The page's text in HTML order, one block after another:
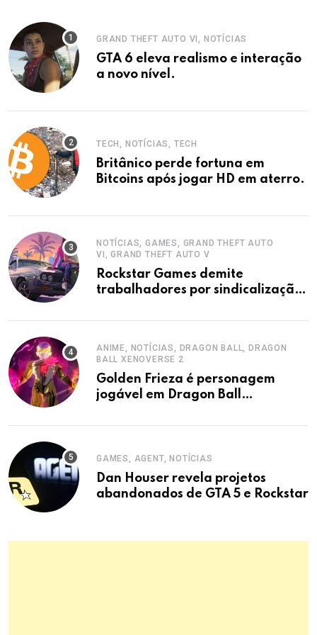
GRAND THEFT AUTO VI, NOTÍCIAS
GTA 6 eleva realismo e interação
a novo nível.
TECH, NOTÍCIAS, TECH
Britânico perde fortuna em
Bitcoins após jogar HD em aterro.
NOTÍCIAS, GAMES, GRAND THEFT AUTO
VI, GRAND THEFT AUTO V
Rockstar Games demite
trabalhadores por sindicalização,
ANIME, NOTÍCIAS, DRAGON BALL, DRAGON
BALL XENOVERSE 2
Golden Frieza é personagem
jogável em Dragon Ball
GAMES, AGENT, NOTÍCIAS
Dan Houser revela projetos
abandonados de GTA 5 e Rockstar